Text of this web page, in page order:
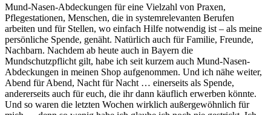
Mund-Nasen-Abdeckungen für eine Vielzahl von Praxen,
Pflegestationen, Menschen, die in systemrelevanten Berufen
arbeiten und für Stellen, wo einfach Hilfe notwendig ist – als meine
persönliche Spende, genäht. Natürlich auch für Familie, Freunde,
Nachbarn. Nachdem ab heute auch in Bayern die
Mundschutzpflicht gilt, habe ich seit kurzem auch Mund-Nasen-
Abdeckungen in meinen Shop aufgenommen. Und ich nähe weiter,
Abend für Abend, Nacht für Nacht … einerseits als Spende,
andererseits auch für euch, die ihr dann käuflich erwerben könnte.
Und so waren die letzten Wochen wirklich außergewöhnlich für